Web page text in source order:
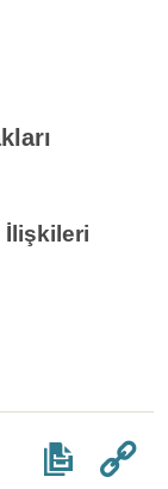
İlişkileri